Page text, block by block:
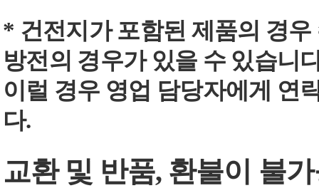
* 건전지가 포함된 제품의 경
방전의 경우가 있을 수 있습니
이럴 경우 영업 담당자에게 연
다.
교환 및 반품, 환불이 불